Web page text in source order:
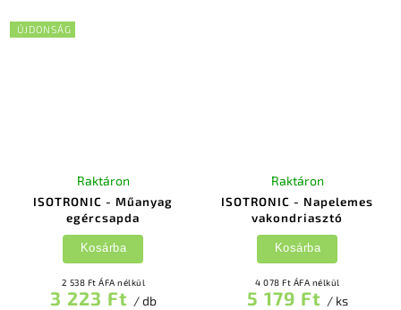
ÚJDONSÁG
ISOTRONIC - Műanyag
egércsapda
Raktáron
2 538 Ft ÁFA nélkül
3 223 Ft / db
Kosárba
ISOTRONIC - Napelemes
vakondriasztó
Raktáron
4 078 Ft ÁFA nélkül
5 179 Ft / ks
Kosárba